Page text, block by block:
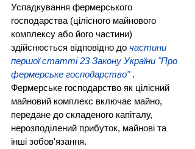
Успадкування фермерського
господарства (цілісного майнового
комплексу або його частини)
здійснюється відповідно до частини
першої статті 23 Закону України "Про
фермерське господарство" .
Фермерське господарство як цілісний
майновий комплекс включає майно,
передане до складеного капіталу,
нерозподілений прибуток, майнові та
інші зобов'язання.